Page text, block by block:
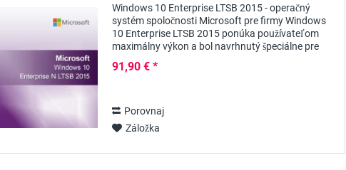
Windows 10 Enterprise LTSB 2015 - operačný
systém spoločnosti Microsoft pre firmy Windows
10 Enterprise LTSB 2015 ponúka používateľom
maximálny výkon a bol navrhnutý špeciálne pre
Wiresoft...
91,90 € *
Porovnaj
Záložka